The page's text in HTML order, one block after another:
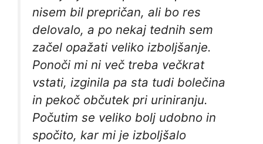
nisem bil prepričan, ali bo res
delovalo, a po nekaj tednih sem
začel opažati veliko izboljšanje.
Ponoči mi ni več treba večkrat
vstati, izginila pa sta tudi bolečina
in pekoč občutek pri uriniranju.
Počutim se veliko bolj udobno in
spočito, kar mi je izboljšalo